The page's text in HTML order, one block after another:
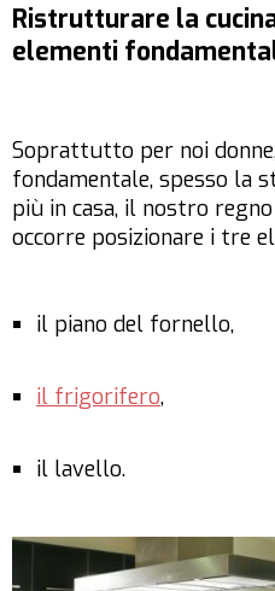
Ristrutturare la
elementi
Soprattutto per noi
fondamentale, spesso la
più in casa, il nostro
occorre posizionare i tre
il piano del fornello,
il frigorifero,
il lavello.